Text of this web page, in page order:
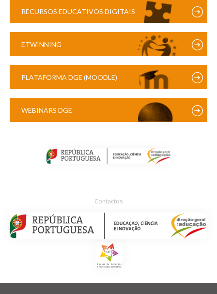
RECURSOS EDUCATIVOS DIGITAIS
ETWINNING
PLATAFORMA DGE (MOODLE)
WEBINARS DGE
Contactos